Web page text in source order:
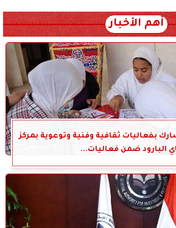
أهم الأخبار
بفعاليات ثقافية وفنية وتوعوية بمركز
البارود ضمن فعاليات...